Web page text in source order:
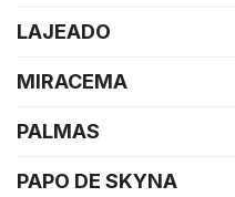
LAJEADO
MIRACEMA
PALMAS
PAPO DE SKYNA